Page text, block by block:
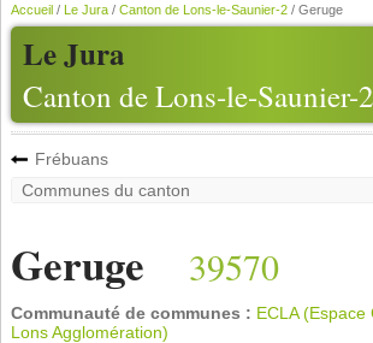
Le Jura
Canton de Lons-le-Saunier-2
Accueil/ Le Jura/ Canton de Lons-le-Saunier-2/ Geruge
Frébuans
Geruge 39570
Communauté de communes : ECLA
Lons Agglomération)